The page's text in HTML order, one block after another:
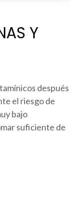
Y
después
el riesgo de
bajo
suficiente de